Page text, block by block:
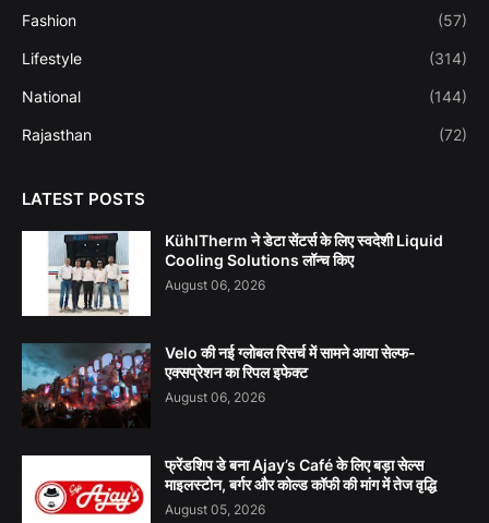
Fashion (57)
Lifestyle (314)
National (144)
Rajasthan (72)
LATEST POSTS
KühlTherm ने डेटा सेंटर्स के लिए स्वदेशी Liquid
Cooling Solutions लॉन्च किए
August 06, 2026
Velo की नई ग्लोबल रिसर्च में सामने आया सेल्फ-
एक्सप्रेशन का रिपल इफेक्ट
August 06, 2026
फ्रेंडशिप डे बना Ajay’s Café के लिए बड़ा सेल्स
माइलस्टोन, बर्गर और कोल्ड कॉफी की मांग में तेज वृद्धि
August 05, 2026